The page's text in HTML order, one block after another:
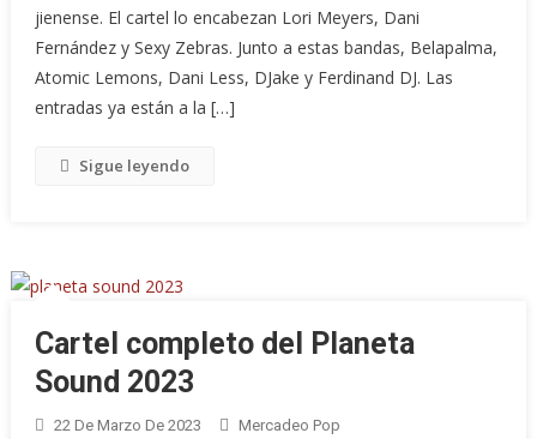
jienense. El cartel lo encabezan Lori Meyers, Dani
Fernández y Sexy Zebras. Junto a estas bandas, Belapalma,
Atomic Lemons, Dani Less, DJake y Ferdinand DJ. Las
entradas ya están a la […]
Sigue leyendo
Cartel completo del Planeta
Sound 2023
22 De Marzo De 2023 Mercadeo Pop